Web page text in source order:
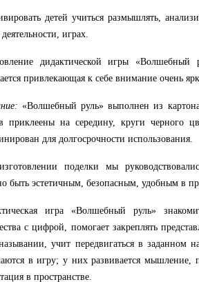
детей учиться размышлять,
играх.
дидактической игры «Волшебный
привлекающая к себе внимание очень
: «Волшебный руль» выполнен из
приклеены на середину, круги черного
для долгосрочности использования.
поделки мы
быть эстетичным, безопасным, удобным в
игра «Волшебный руль»
с цифрой, помогает закреплять
учит передвигаться в заданном
в игру; у них развивается
в пространстве.